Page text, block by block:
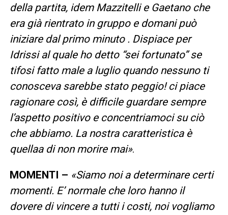
della partita, idem Mazzitelli e Gaetano che
era già rientrato in gruppo e domani può
iniziare dal primo minuto . Dispiace per
Idrissi al quale ho detto “sei fortunato” se
tifosi fatto male a luglio quando nessuno ti
conosceva sarebbe stato peggio! ci piace
ragionare così, è difficile guardare sempre
l’aspetto positivo e concentriamoci su ciò
che abbiamo. La nostra caratteristica è
quellaa di non morire mai».
MOMENTI – «Siamo noi a determinare certi
momenti. E’ normale che loro hanno il
dovere di vincere a tutti i costi, noi vogliamo